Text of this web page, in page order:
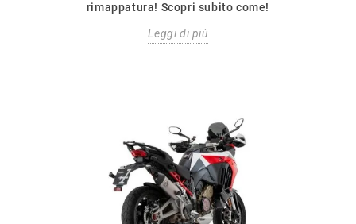
rimappatura! Scopri subito come!
Leggi di più